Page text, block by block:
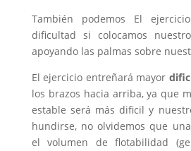
También podemos El
dificultad si colocamos
apoyando las palmas sobre
El ejercicio entreñará mayor
los brazos hacia arriba, ya que
estable será más dificil y
hundirse, no olvidemos que
el volumen de flotabilidad